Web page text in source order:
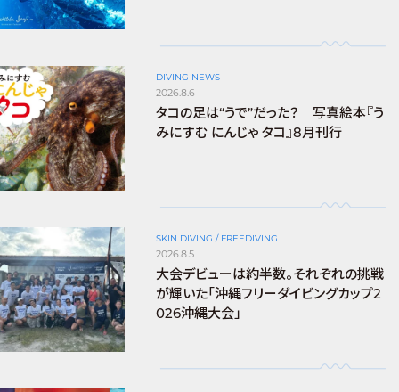
DIVING NEWS
2026.8.6
タコの足は“うで”だった？ 写真絵本『う
みにすむ にんじゃ タコ』8月刊行
SKIN DIVING / FREEDIVING
2026.8.5
大会デビューは約半数。それぞれの挑戦
が輝いた「沖縄フリーダイビングカップ2
026沖縄大会」